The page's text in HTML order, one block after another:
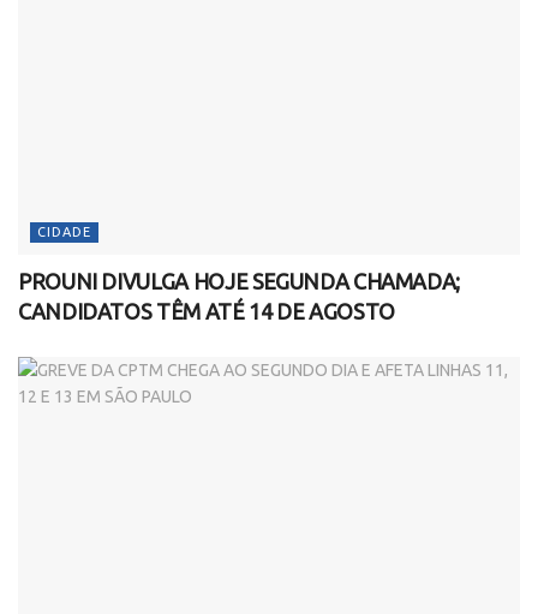
CIDADE
PROUNI DIVULGA HOJE SEGUNDA CHAMADA;
CANDIDATOS TÊM ATÉ 14 DE AGOSTO